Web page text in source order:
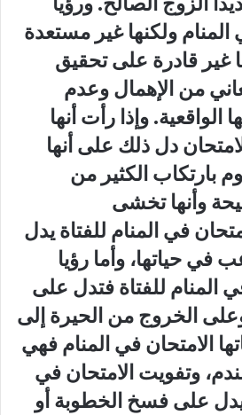
المنام ولكنها غير مستعدة
غير قادرة على تحقيق
من الإهمال وعدم
الواقعية. وإذا رأت أنها
دل ذلك على أنها
بارتكاب الكثير من
وأنها تخشى
في المنام للفتاة يدل
حياتها، وأما رؤيا
المنام للفتاة فتدل على
وعلى الخروج من الحيرة إلى
الامتحان في المنام فهي
وتفويت الامتحان في
على فسخ الخطوبة أو